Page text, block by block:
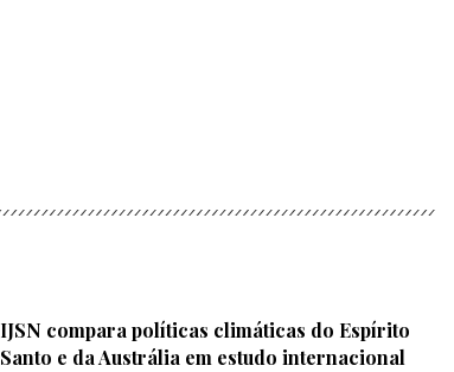
IJSN compara políticas climáticas do Espírito
Santo e da Austrália em estudo internacional